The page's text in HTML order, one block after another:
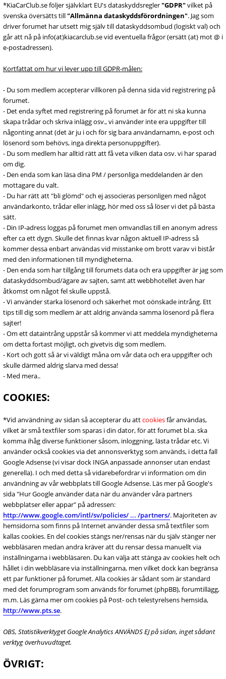
*KiaCarClub.se följer självklart EU's dataskyddsregler"GDPR"vilket på
svenska översätts till"Allmänna dataskyddsförordningen". Jag som
driver forumet har utsett mig själv till dataskyddsombud (logiskt val) och
går att nå på info(at)kiacarclub.se vid eventuella frågor (ersätt (at) mot @ i
e-postadressen).
Kortfattat om hur vi lever upp till GDPR-målen:
- Du som medlem accepterar villkoren på denna sida vid registrering på
forumet.
- Det enda syftet med registrering på forumet är för att ni ska kunna
skapa trådar och skriva inlägg osv., vi använder inte era uppgifter till
någonting annat (det är ju i och för sig bara användarnamn, e-post och
lösenord som behövs, inga direkta personuppgifter).
- Du som medlem har alltid rätt att få veta vilken data osv. vi har sparad
om dig.
- Den enda som kan läsa dina PM / personliga meddelanden är den
mottagare du valt.
- Du har rätt att "bli glömd" och ej associeras personligen med något
användarkonto, trådar eller inlägg, hör med oss så löser vi det på bästa
sätt.
- Din IP-adress loggas på forumet men omvandlas till en anonym adress
efter ca ett dygn. Skulle det finnas kvar någon aktuell IP-adress så
kommer dessa enbart användas vid misstanke om brott varav vi bistår
med den informationen till myndigheterna.
- Den enda som har tillgång till forumets data och era uppgifter är jag som
dataskyddsombud/ägare av sajten, samt att webbhotellet även har
åtkomst om något fel skulle uppstå.
- Vi använder starka lösenord och säkerhet mot oönskade intrång. Ett
tips till dig som medlem är att aldrig använda samma lösenord på flera
sajter!
- Om ett dataintrång uppstår så kommer vi att meddela myndigheterna
om detta fortast möjligt, och givetvis dig som medlem.
- Kort och gott så är vi väldigt måna om vår data och era uppgifter och
skulle därmed aldrig slarva med dessa!
- Med mera..
COOKIES:
*Vid användning av sidan så accepterar du attcookiesfår användas,
vilket är små textfiler som sparas i din dator, för att forumet bl.a. ska
komma ihåg diverse funktioner såsom, inloggning, lästa trådar etc. Vi
använder också cookies via det annonsverktyg som används, i detta fall
Google Adsense (vi visar dock INGA anpassade annonser utan endast
generella). I och med detta så vidarebefordrar vi information om din
användning av vår webbplats till Google Adsense. Läs mer på Google's
sida "Hur Google använder data när du använder våra partners
webbplatser eller appar" på adressen:
http://www.google.com/intl/sv/policies/ ... /partners/. Majoriteten av
hemsidorna som finns på Internet använder dessa små textfiler som
kallas cookies. En del cookies stängs ner/rensas när du själv stänger ner
webbläsaren medan andra kräver att du rensar dessa manuellt via
inställningarna i webbläsaren. Du kan välja att stänga av cookies helt och
hållet i din webbläsare via inställningarna, men vilket dock kan begränsa
ett par funktioner på forumet. Alla cookies är sådant som är standard
med det forumprogram som används för forumet (phpBB), forumtillägg,
m.m. Läs gärna mer om cookies på Post- och telestyrelsens hemsida,
http://www.pts.se.
OBS, Statistikverktyget Google Analytics ANVÄNDS EJ på sidan, inget sådant
verktyg överhuvudtaget.
ÖVRIGT: